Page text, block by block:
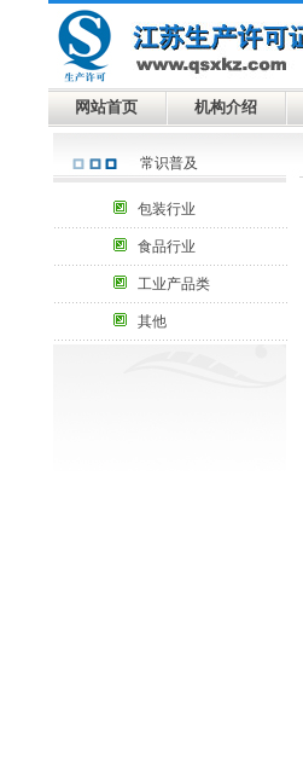
网站首页 机构介绍
常识普及
包装行业
食品行业
工业产品类
其他